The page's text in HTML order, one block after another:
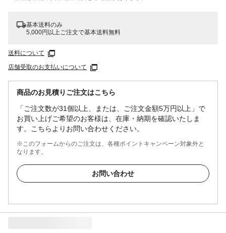
基本送料のみ
5,000円以上ご注文で基本送料無料
送料について
店舗受取のお支払いについて
商品のお見積りご注文はこちら
「ご注文数が31個以上、または、ご注文金額5万円以上」で
お買い上げご希望のお客様は、在庫・納期を確認いたしま
す。こちらよりお問い合わせください。
※このフォームからのご注文は、各種ポイントキャンペーン対象外と
なります。
お問い合わせ